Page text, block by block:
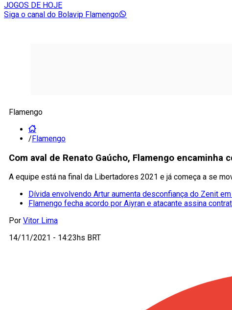
JOGOS DE HOJE
Siga o canal do Bolavip Flamengo
Flamengo
/Flamengo
Com aval de Renato Gaúcho, Flamengo
A equipe está na final da Libertadores 2021 e já começa a se
Dívida envolvendo Artur aumenta desconfiança do Zenit
Flamengo fecha acordo por Aiyran e atacante assina
Por Vitor Lima
14/11/2021 - 14:23hs BRT